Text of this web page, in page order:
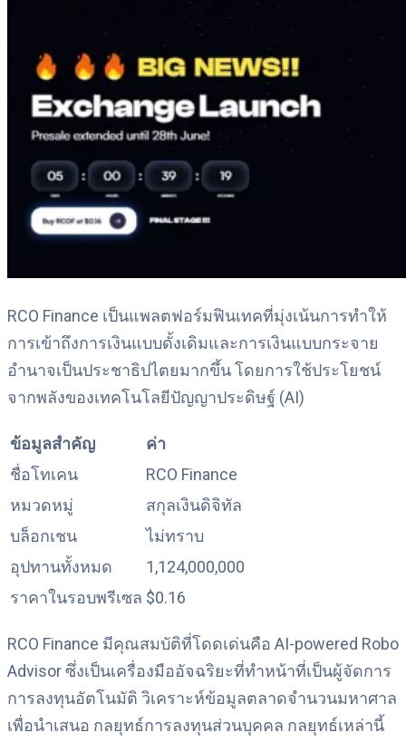
RCO Finance เป็นแพลตฟอร์มฟินเทคที่มุ่งเน้นการทำให้
การเข้าถึงการเงินแบบดั้งเดิมและการเงินแบบกระจาย
อำนาจเป็นประชาธิปไตยมากขึ้น โดยการใช้ประโยชน์
จากพลังของเทคโนโลยีปัญญาประดิษฐ์ (AI)
ข้อมูลสำคัญ
ค่า
ชื่อโทเคน
RCO Finance
หมวดหมู่
สกุลเงินดิจิทัล
บล็อกเชน
ไม่ทราบ
อุปทานทั้งหมด
1,124,000,000
ราคาในรอบพรีเซล $0.16
RCO Finance มีคุณสมบัติที่โดดเด่นคือ AI-powered Robo
Advisor ซึ่งเป็นเครื่องมืออัจฉริยะที่ทำหน้าที่เป็นผู้จัดการ
การลงทุนอัตโนมัติ วิเคราะห์ข้อมูลตลาดจำนวนมหาศาล
เพื่อนำเสนอ กลยุทธ์การลงทุนส่วนบุคคล กลยุทธ์เหล่านี้